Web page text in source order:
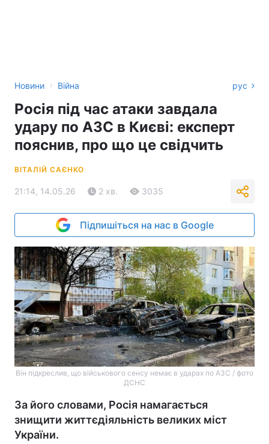
Новини › Війна рус
Росія під час атаки завдала
удару по АЗС в Києві: експерт
пояснив, про що це свідчить
ВІТАЛІЙ САЄНКО
21:14, 14.05.26 2 хв. 3035
Підпишіться на нас в Google
Він підкреслив, що військового сенсу немає в ударах по АЗС / фото
ДСНС
За його словами, Росія намагається
знищити життєдіяльність великих міст
України.